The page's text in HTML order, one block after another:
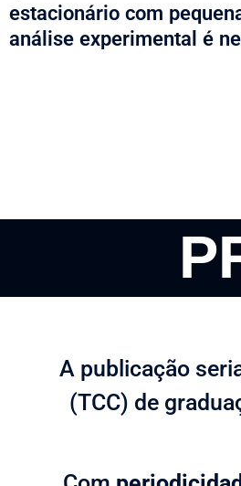
estacionário com
análise experimental é
A publicação
(TCC) de